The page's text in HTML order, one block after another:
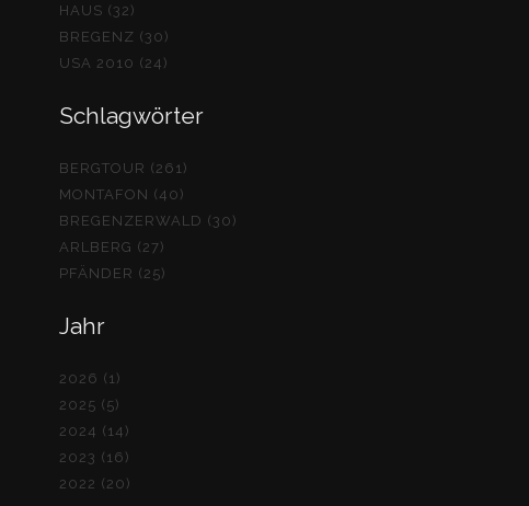
HAUS (32)
BREGENZ (30)
USA 2010 (24)
Schlagwörter
BERGTOUR (261)
MONTAFON (40)
BREGENZERWALD (30)
ARLBERG (27)
PFÄNDER (25)
Jahr
2026 (1)
2025 (5)
2024 (14)
2023 (16)
2022 (20)